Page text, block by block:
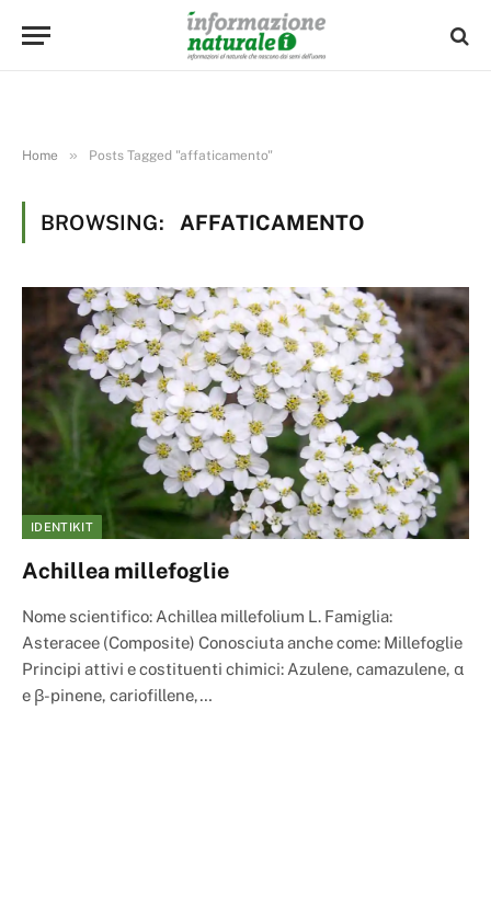
Home » Posts Tagged "affaticamento"
BROWSING: AFFATICAMENTO
IDENTIKIT
Achillea millefoglie
Nome scientifico: Achillea millefolium L. Famiglia:
Asteracee (Composite) Conosciuta anche come: Millefoglie
Principi attivi e costituenti chimici: Azulene, camazulene, α
e β-pinene, cariofillene,…